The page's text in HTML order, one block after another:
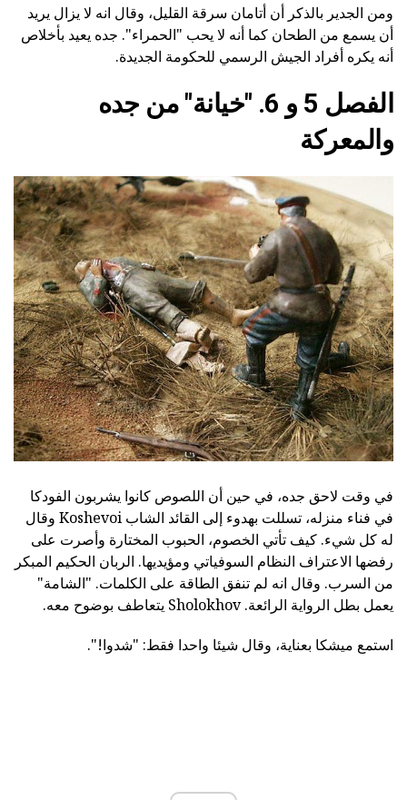
ومن الجدير بالذكر أن أتامان سرقة القليل، وقال انه لا يزال يريد
أن يسمع من الطحان كما أنه لا يحب "الحمراء". جده يعيد بأخلاص
أنه يكره أفراد الجيش الرسمي للحكومة الجديدة.
الفصل 5 و 6. "خيانة" من جده
والمعركة
في وقت لاحق جده، في حين أن اللصوص كانوا يشربون الفودكا
في فناء منزله، تسللت بهدوء إلى القائد الشاب Koshevoi وقال
له كل شيء. كيف تأتي الخصوم، الحبوب المختارة وأصرت على
رفضها الاعتراف النظام السوفياتي ومؤيديها. الربان الحكيم المبكر
من السرب. وقال انه لم تنفق الطاقة على الكلمات. "الشامة"
يعمل بطل الرواية الرائعة. Sholokhov يتعاطف بوضوح معه.
استمع ميشكا بعناية، وقال شيئا واحدا فقط: "شدوا!".